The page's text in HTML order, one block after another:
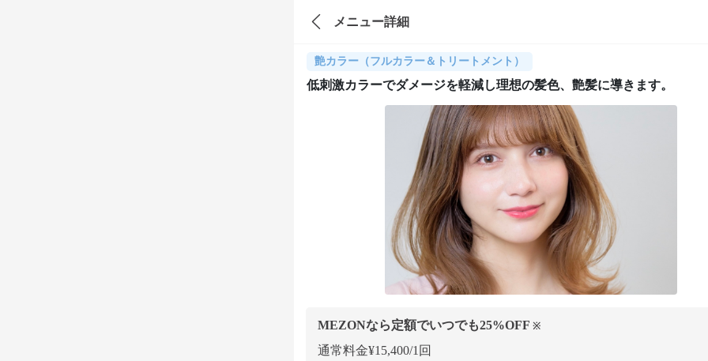
メニュー詳細
艶カラー（フルカラー＆トリートメント）
低刺激カラーでダメージを軽減し理想の髪色、艶髪に導きます。
MEZONなら定額でいつでも25%OFF ※
通常料金¥15,400/1回